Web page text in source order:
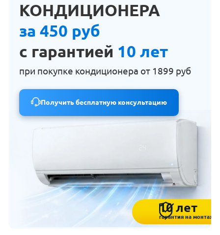
КОНДИЦИОНЕРА
за 450 руб
с гарантией 10 лет
при покупке кондиционера от 1899 руб
Получить бесплатную консультацию
10 лет
гарантия на монтаж